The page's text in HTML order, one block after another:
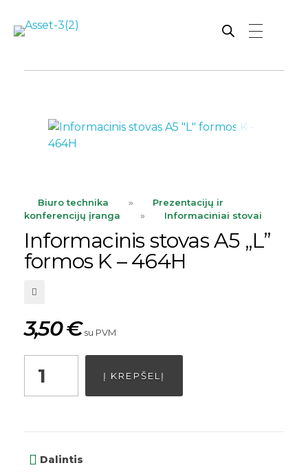
Biuro technika »
Prezentacijų ir
konferencijų įranga
» Informaciniai stovai
Informacinis stovas A5 „L”
formos K – 464H
3,50€ su PVM
Į KREPŠELĮ
Dalintis